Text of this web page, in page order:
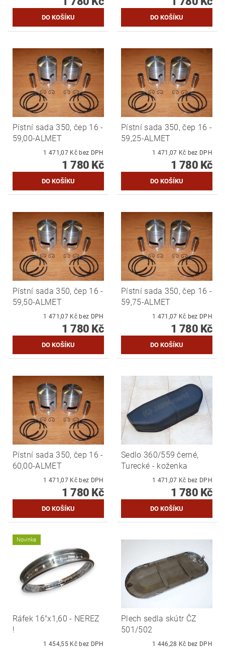
Pístní sada 350, čep 16 -
59,00-ALMET
1 471,07 Kč bez DPH
1 780 Kč
Pístní sada 350, čep 16 -
59,25-ALMET
1 471,07 Kč bez DPH
1 780 Kč
Pístní sada 350, čep 16 -
59,50-ALMET
1 471,07 Kč bez DPH
1 780 Kč
Pístní sada 350, čep 16 -
59,75-ALMET
1 471,07 Kč bez DPH
1 780 Kč
Pístní sada 350, čep 16 -
60,00-ALMET
1 471,07 Kč bez DPH
1 780 Kč
Sedlo 360/559 černé,
Turecké - koženka
1 471,07 Kč bez DPH
1 780 Kč
Novinka
Ráfek 16"x1,60 - NEREZ
!
1 454,55 Kč bez DPH
Plech sedla skútr ČZ
501/502
1 446,28 Kč bez DPH